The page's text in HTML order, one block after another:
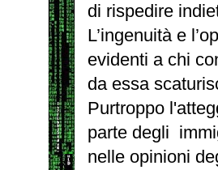
di rispedire
L’ingenuità e
evidenti a chi
da essa
Purtroppo
parte degli
nelle opinioni